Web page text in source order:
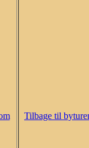
Tilbage til